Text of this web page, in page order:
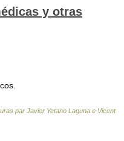
y otras
par Javier Yetano Laguna e Vicent